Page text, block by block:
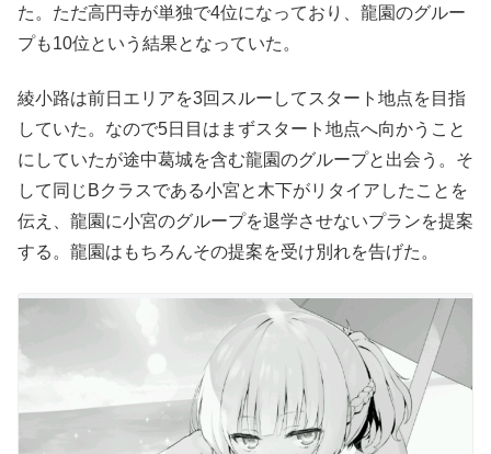
た。ただ高円寺が単独で4位になっており、龍園のグルー
プも10位という結果となっていた。
綾小路は前日エリアを3回スルーしてスタート地点を目指
していた。なので5日目はまずスタート地点へ向かうこと
にしていたが途中葛城を含む龍園のグループと出会う。そ
して同じBクラスである小宮と木下がリタイアしたことを
伝え、龍園に小宮のグループを退学させないプランを提案
する。龍園はもちろんその提案を受け別れを告げた。